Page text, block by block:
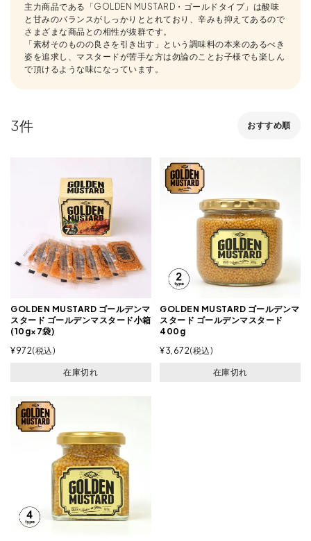
主力商品である「GOLDEN MUSTARD・ゴールドタイプ」は酸味
と甘みのバランスがしっかりととれており、辛みも抑えてあるので
さまざまな商品との相性が抜群です。
「素材そのものの良さを引き出す」という調味料の本来のあるべき
姿を追求し、マスタードが苦手な方は勿論のことお子様でも楽しん
で頂けるような味になっています。
おすすめ順
3
GOLDEN MUSTARD ゴールデンマ
スタード ゴールデンマスタード小箱
(10g×7袋)
¥972 税込
在庫切れ
GOLDEN MUSTARD ゴールデンマ
スタード ゴールデンマスタード
400g
¥3,672 税込
在庫切れ